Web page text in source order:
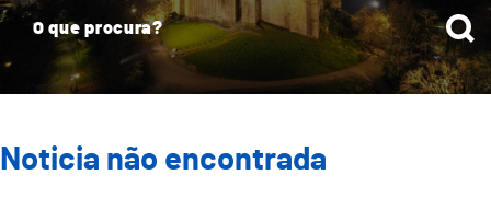
Noticia não encontrada